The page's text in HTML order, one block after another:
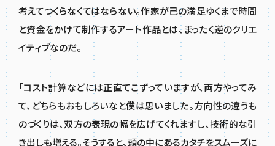
考えてつくらなくてはならない。作家が己の満足ゆくまで時間
と資金をかけて制作するアート作品とは、まったく逆のクリエ
イティブなのだ。
「コスト計算などには正直てこずっていますが、両方やってみ
て、どちらもおもしろいなと僕は思いました。方向性の違うも
のづくりは、双方の表現の幅を広げてくれますし、技術的な引
き出しも増える。そうすると、頭の中にあるカタチをスムーズに